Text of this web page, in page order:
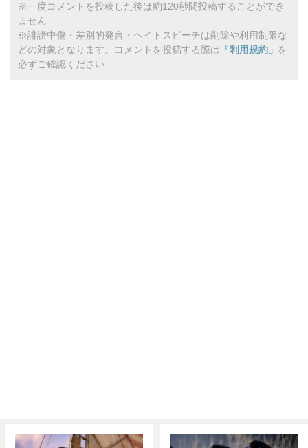
※一度コメントを投稿した後は約120秒間投稿することができ
ません
※誹謗中傷・差別的発言・ヘイトスピーチは削除や利用制限な
どの対象となります。コメントを投稿する際は 「利用規約」 を
必ずご確認ください